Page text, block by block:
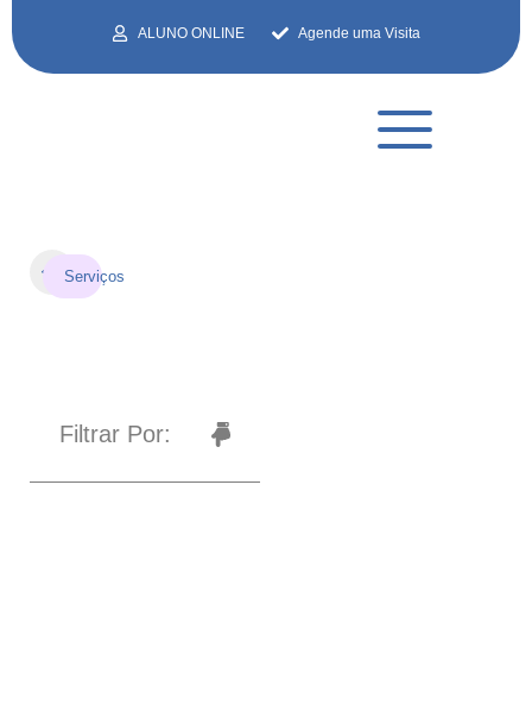
ALUNO ONLINE Agende uma Visita
ServiçosDigital
Filtrar Por: